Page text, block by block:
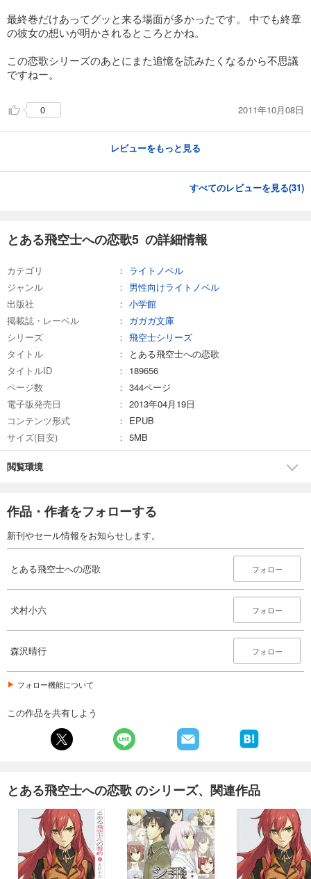
最終巻だけあってグッと来る場面が多かったです。 中でも終章
の彼女の想いが明かされるところとかね。
この恋歌シリーズのあとにまた追憶を読みたくなるから不思議
ですねー。
0 2011年10月08日
レビューをもっと見る
すべてのレビューを見る(31)
とある飛空士への恋歌5 の詳細情報
カテゴリ
ライトノベル
ジャンル
男性向けライトノベル
出版社
小学館
掲載誌・レーベル
ガガガ文庫
シリーズ
飛空士シリーズ
タイトル
とある飛空士への恋歌
タイトルID
189656
ページ数
344ページ
電子版発売日
2013年04月19日
コンテンツ形式
EPUB
サイズ(目安)
5MB
閲覧環境
作品・作者をフォローする
新刊やセール情報をお知らせします。
とある飛空士への恋歌 フォロー
犬村小六 フォロー
森沢晴行 フォロー
フォロー機能について
この作品を共有しよう
とある飛空士への恋歌 のシリーズ、関連作品